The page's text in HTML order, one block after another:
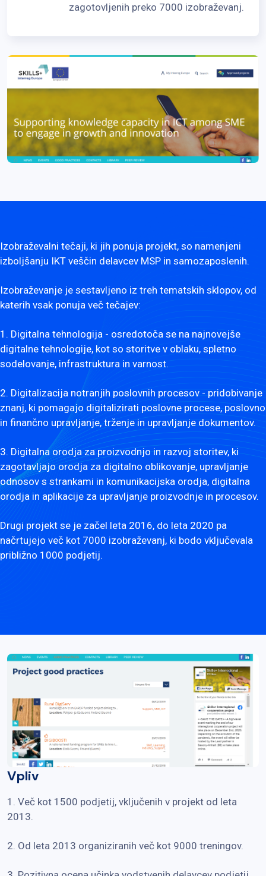
zagotovljenih preko 7000 izobraževanj.
Izobraževalni tečaji, ki jih ponuja projekt, so namenjeni
izboljšanju IKT veščin delavcev MSP in samozaposlenih.
Izobraževanje je sestavljeno iz treh tematskih sklopov, od
katerih vsak ponuja več tečajev:
1. Digitalna tehnologija - osredotoča se na najnovejše
digitalne tehnologije, kot so storitve v oblaku, spletno
sodelovanje, infrastruktura in varnost.
2. Digitalizacija notranjih poslovnih procesov - pridobivanje
znanj, ki pomagajo digitalizirati poslovne procese, poslovno
in finančno upravljanje, trženje in upravljanje dokumentov.
3. Digitalna orodja za proizvodnjo in razvoj storitev, ki
zagotavljajo orodja za digitalno oblikovanje, upravljanje
odnosov s strankami in komunikacijska orodja, digitalna
orodja in aplikacije za upravljanje proizvodnje in procesov.
Drugi projekt se je začel leta 2016, do leta 2020 pa
načrtujejo več kot 7000 izobraževanj, ki bodo vključevala
približno 1000 podjetij.
Vpliv
1. Več kot 1500 podjetij, vključenih v projekt od leta
2013.
2. Od leta 2013 organiziranih več kot 9000 treningov.